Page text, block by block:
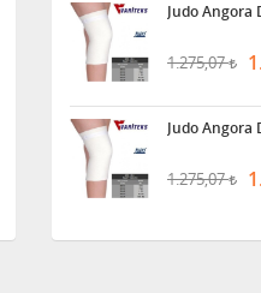
Judo Angora
1.275,07
Judo Angora
1.275,07